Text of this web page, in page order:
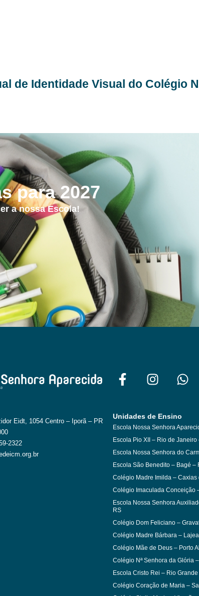
de Identidade Visual do Colégio
para 2027
a nossa Escola!
Eidt, 1054 Centro – Iporã – PR
2322
Unidades de Ensino
Escola Nossa Senhora
Escola Pio XII – Rio de Janeiro
Escola Nossa Senhora do
Escola São Benedito – Bagé –
Colégio Madre Imilda – Caxias
Colégio Imaculada Conceição
Escola Nossa Senhora
RS
Colégio Dom Feliciano –
Colégio Madre Bárbara –
Colégio Mãe de Deus – Porto
Colégio Nª Senhora da Glória
Escola Cristo Rei – Rio
Colégio Coração de Maria –